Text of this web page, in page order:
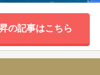
の記事はこちら